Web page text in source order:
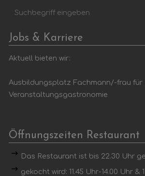
Suchbegriff
Jobs & Karriere
Aktuell bieten wir:
Ausbildungsplatz Fachmann/-frau für
Veranstaltungsgastronomie
Öffnungszeiten Restaurant
Das Restaurant ist bis 22.30 Uhr
gekocht wird: 11.45 Uhr-14.00 Uhr &